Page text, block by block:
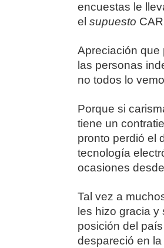
encuestas le
el supuesto
Apreciación que
las personas
no todos lo
Porque si
tiene un
pronto perdió el
tecnología
ocasiones
Tal vez a
les hizo gracia
posición del
despareció en